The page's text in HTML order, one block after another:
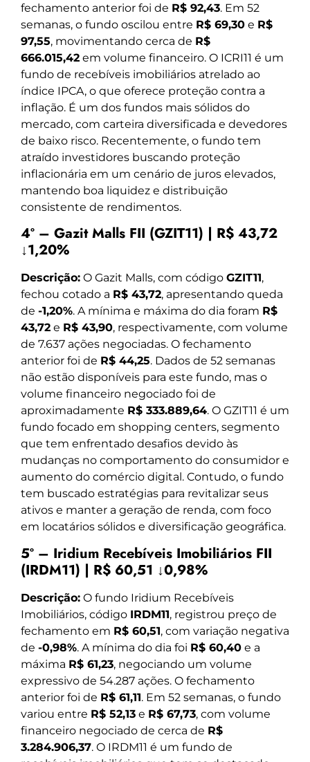
fechamento anterior foi de R$ 92,43. Em 52
semanas, o fundo oscilou entre R$ 69,30 e R$
97,55, movimentando cerca de R$
666.015,42 em volume financeiro. O ICRI11 é um
fundo de recebíveis imobiliários atrelado ao
índice IPCA, o que oferece proteção contra a
inflação. É um dos fundos mais sólidos do
mercado, com carteira diversificada e devedores
de baixo risco. Recentemente, o fundo tem
atraído investidores buscando proteção
inflacionária em um cenário de juros elevados,
mantendo boa liquidez e distribuição
consistente de rendimentos.
4º – Gazit Malls FII (GZIT11) | R$ 43,72
↓1,20%
Descrição: O Gazit Malls, com código GZIT11,
fechou cotado a R$ 43,72, apresentando queda
de -1,20%. A mínima e máxima do dia foram R$
43,72 e R$ 43,90, respectivamente, com volume
de 7.637 ações negociadas. O fechamento
anterior foi de R$ 44,25. Dados de 52 semanas
não estão disponíveis para este fundo, mas o
volume financeiro negociado foi de
aproximadamente R$ 333.889,64. O GZIT11 é um
fundo focado em shopping centers, segmento
que tem enfrentado desafios devido às
mudanças no comportamento do consumidor e
aumento do comércio digital. Contudo, o fundo
tem buscado estratégias para revitalizar seus
ativos e manter a geração de renda, com foco
em locatários sólidos e diversificação geográfica.
5º – Iridium Recebíveis Imobiliários FII
(IRDM11) | R$ 60,51 ↓0,98%
Descrição: O fundo Iridium Recebíveis
Imobiliários, código IRDM11, registrou preço de
fechamento em R$ 60,51, com variação negativa
de -0,98%. A mínima do dia foi R$ 60,40 e a
máxima R$ 61,23, negociando um volume
expressivo de 54.287 ações. O fechamento
anterior foi de R$ 61,11. Em 52 semanas, o fundo
variou entre R$ 52,13 e R$ 67,73, com volume
financeiro negociado de cerca de R$
3.284.906,37. O IRDM11 é um fundo de